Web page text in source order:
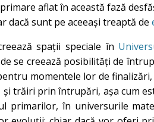
aflat în această fază
dacă sunt pe aceeași treaptă de
spații speciale în
se creează posibilități de
momentele lor de
trăiri prin întrupări, așa cum
primarilor, în universurile